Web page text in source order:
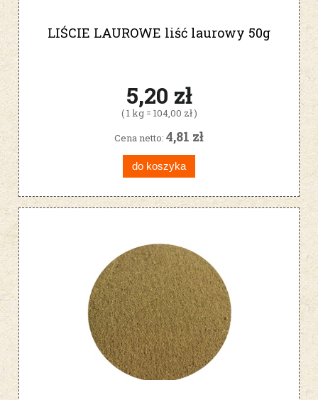
LIŚCIE LAUROWE liść laurowy 50g
5,20 zł
( 1 kg = 104,00 zł )
Cena netto: 4,81 zł
do koszyka